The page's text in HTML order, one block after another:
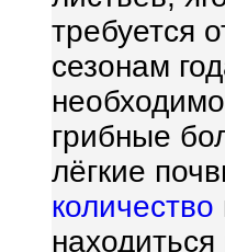
требуется
сезонам
грибные
лёгкие
количество